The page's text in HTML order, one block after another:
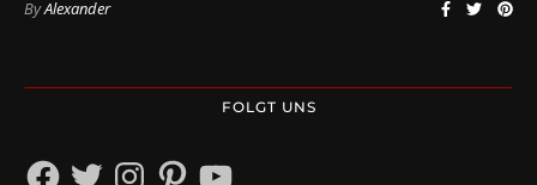
ByAlexander
FOLGT UNS
Facebook
TwitterInstagramPinterestYouTube